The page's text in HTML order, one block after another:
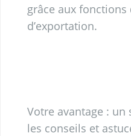
grâce aux fonctions
d’exportation.
Votre avantage :
les conseils et